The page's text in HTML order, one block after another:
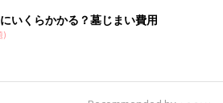
いくらかかる？墓じまい費用
)